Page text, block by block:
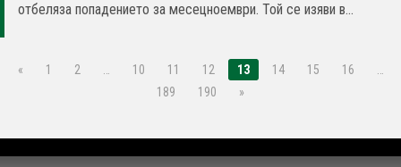
отбеляза попадението за месецноември. Той се изяви в...
« 1 2 … 10 11 12 13 14 15 16
…
189
190 »